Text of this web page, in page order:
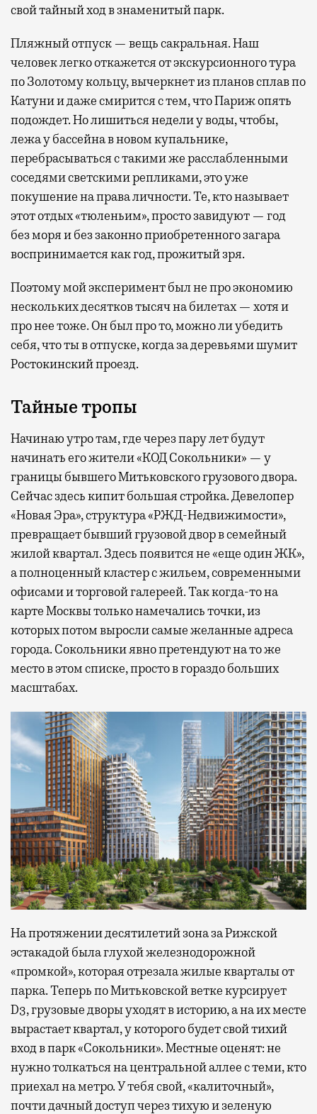
свой тайный ход в знаменитый парк.
Пляжный отпуск — вещь сакральная. Наш
человек легко откажется от экскурсионного тура
по Золотому кольцу, вычеркнет из планов сплав по
Катуни и даже смирится с тем, что Париж опять
подождет. Но лишиться недели у воды, чтобы,
лежа у бассейна в новом купальнике,
перебрасываться с такими же расслабленными
соседями светскими репликами, это уже
покушение на права личности. Те, кто называет
этот отдых «тюленьим», просто завидуют — год
без моря и без законно приобретенного загара
воспринимается как год, прожитый зря.
Поэтому мой эксперимент был не про экономию
нескольких десятков тысяч на билетах — хотя и
про нее тоже. Он был про то, можно ли убедить
себя, что ты в отпуске, когда за деревьями шумит
Ростокинский проезд.
Тайные тропы
Начинаю утро там, где через пару лет будут
начинать его жители «КОД Сокольники» — у
границы бывшего Митьковского грузового двора.
Сейчас здесь кипит большая стройка. Девелопер
«Новая Эра», структура «РЖД-Недвижимости»,
превращает бывший грузовой двор в семейный
жилой квартал. Здесь появится не «еще один ЖК»,
а полноценный кластер с жильем, современными
офисами и торговой галереей. Так когда-то на
карте Москвы только намечались точки, из
которых потом выросли самые желанные адреса
города. Сокольники явно претендуют на то же
место в этом списке, просто в гораздо больших
масштабах.
На протяжении десятилетий зона за Рижской
эстакадой была глухой железнодорожной
«промкой», которая отрезала жилые кварталы от
парка. Теперь по Митьковской ветке курсирует
D3, грузовые дворы уходят в историю, а на их месте
вырастает квартал, у которого будет свой тихий
вход в парк «Сокольники». Местные оценят: не
нужно толкаться на центральной аллее с теми, кто
приехал на метро. У тебя свой, «калиточный»,
почти дачный доступ через тихую и зеленую